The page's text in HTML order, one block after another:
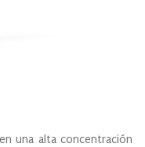
una alta concentración